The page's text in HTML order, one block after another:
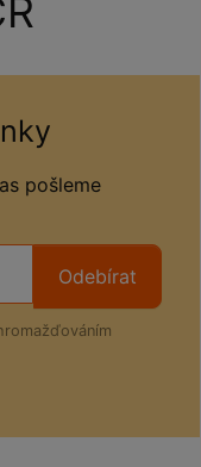
pošleme
Odebírat